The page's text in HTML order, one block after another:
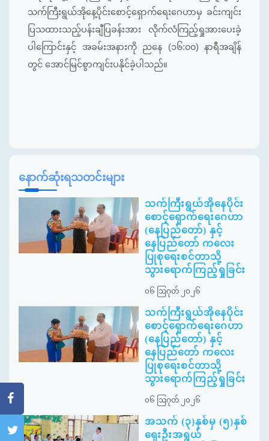
သက်ကြီးရွယ်အိုနေ့ပိုင်းစောင့်ရှောက်ရေးဂေဟာမှ ခင်းကျင်း
ပြသထားသည့်ပန်းချီပြခန်းအား လိုက်လံကြည့်ရှုအားပေးခဲ့
ပါကြောင်းနှင့် အခမ်းအနားကို ညနေ (၁၆:၀၀) နာရီအချိန်
တွင် အောင်မြင်စွာကျင်းပနိုင်ခဲ့ပါသည်။
နောက်ဆုံးရသတင်းများ
သက်ကြီးရွယ်အိုနေပိုင်း
စောင့်ရှောက်ရေးဂေဟာ
(နေပြည်တော်) နှင့်
နေပြည်တော် ကလေး
ပြုစုရေးစင်တာသို့
သွားရောက်ကြည့်ရှုခြင်း
၀၆ ဩဂုတ် ၂၀၂၆
သက်ကြီးရွယ်အိုနေပိုင်း
စောင့်ရှောက်ရေးဂေဟာ
(နေပြည်တော်) နှင့်
နေပြည်တော် ကလေး
ပြုစုရေးစင်တာသို့
သွားရောက်ကြည့်ရှုခြင်း
၀၆ ဩဂုတ် ၂၀၂၆
အသက် (၃)နှစ်မှ (၅)နှစ်
ရှေးဦးအရွယ်